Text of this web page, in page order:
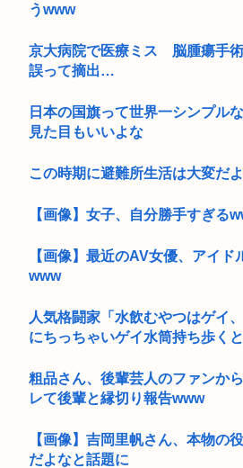
うwww
京大病院で医療ミス 脳腫瘍手
誤って摘出…
日本の国旗って世界一シンプル
見た目もいいよな
この時期に避難所生活は大変だ
【画像】女子、自分勝手すぎる
【画像】最近のAV女優、アイド
www
人気格闘家「水飲むやつはゲイ
にちっちゃいゲイ水筒持ち歩くと
粗品さん、後輩芸人のファンか
レて後輩と縁切り報告www
【画像】吉岡里帆さん、本物の
だよなと話題に